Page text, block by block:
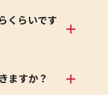
くらいです
ますか？